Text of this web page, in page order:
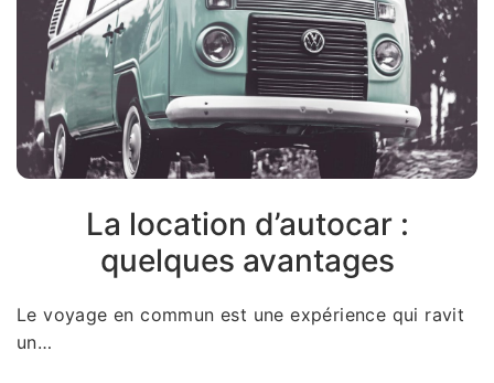
La location d’autocar :
quelques avantages
Le voyage en commun est une expérience qui ravit
un…